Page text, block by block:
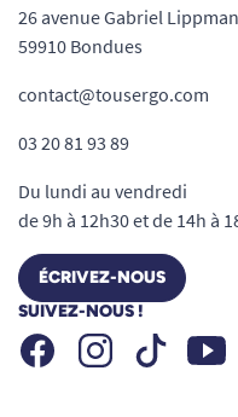
26 avenue Gabriel
59910 Bondues
contact@tousergo.com
03 20 81 93 89
Du lundi au vendredi
de 9h à 12h30 et de 14h à
ÉCRIVEZ-NOUS
SUIVEZ-NOUS !
FacebookInstagramTiktok